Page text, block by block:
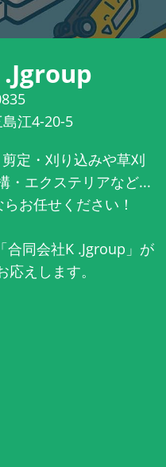
江4-20-5
定・刈り込みや草刈
・エクステリアなど...
お任せください！
合同会社K .Jgroup」が
えします。